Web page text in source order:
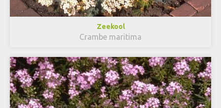
Zeekool
Crambe maritima